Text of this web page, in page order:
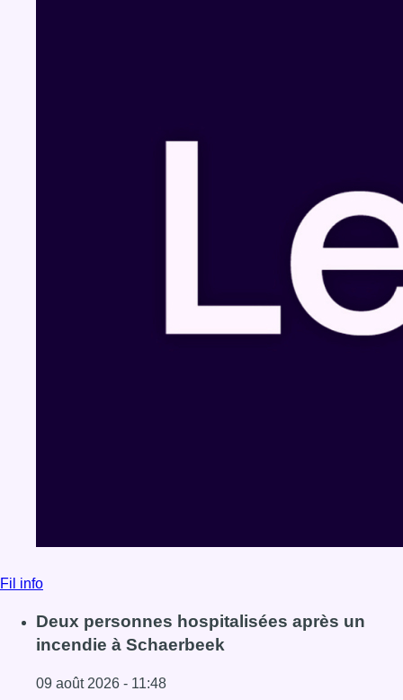
Fil info
Deux personnes hospitalisées après un
incendie à Schaerbeek
09 août 2026 - 11:48